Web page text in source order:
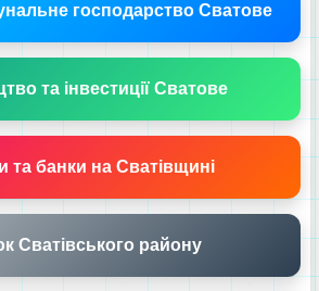
господарство Сватове
та інвестиції Сватове
та банки на Сватівщині
Сватівського району